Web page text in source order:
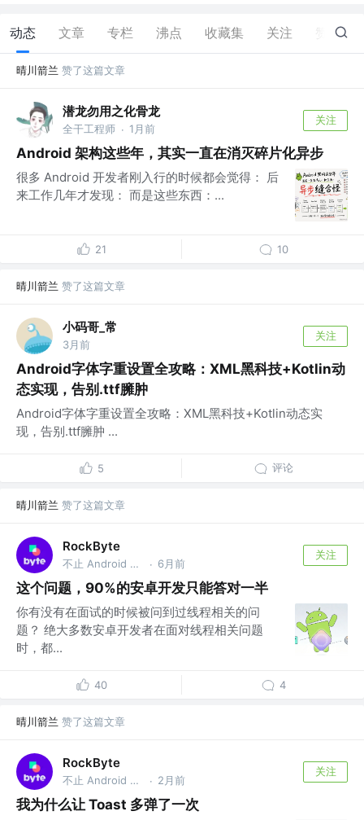
动态 文章 专栏 沸点 收藏集 关注 90
晴川箭兰 赞了这篇文章
潜龙勿用之化骨龙
全干工程师 · 1月前
关注
Android 架构这些年，其实一直在消灭碎片化异步
很多 Android 开发者刚入行的时候都会觉得： 后
来工作几年才发现： 而是这些东西：...
21 10
晴川箭兰 赞了这篇文章
小码哥_常
3月前
关注
Android字体字重设置全攻略：XML黑科技+Kotlin动
态实现，告别.ttf臃肿
Android字体字重设置全攻略：XML黑科技+Kotlin动态实
现，告别.ttf臃肿 ...
5 评论
晴川箭兰 赞了这篇文章
RockByte
不止 Android 工程师 · 6月前
关注
这个问题，90%的安卓开发只能答对一半
你有没有在面试的时候被问到过线程相关的问
题？ 绝大多数安卓开发者在面对线程相关问题
时，都...
40 4
晴川箭兰 赞了这篇文章
RockByte
不止 Android 工程师 · 2月前
关注
我为什么让 Toast 多弹了一次